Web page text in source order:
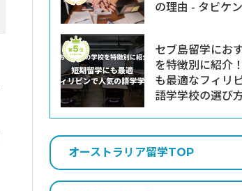
の理由 - タビケ
セブ島留学にお
を特徴別に紹介
も最適なフィリ
語学学校の選び
オーストラリア留学TOP